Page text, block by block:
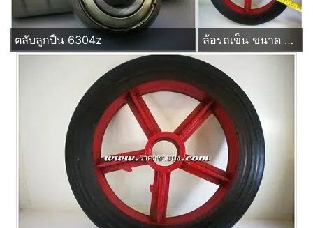
ตลับลูกปืน 6304z ล้อรถเข็น ขนาด 14 นิ้ว